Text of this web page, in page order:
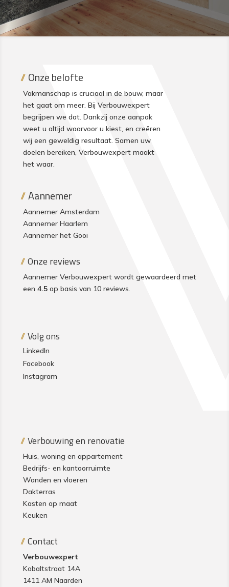
Onze belofte
Vakmanschap is cruciaal in de bouw, maar
het gaat om meer. Bij Verbouwexpert
begrijpen we dat. Dankzij onze aanpak
weet u altijd waarvoor u kiest, en creëren
wij een geweldig resultaat. Samen uw
doelen bereiken, Verbouwexpert maakt
het waar.
Aannemer
Aannemer Amsterdam
Aannemer Haarlem
Aannemer het Gooi
Onze reviews
Aannemer Verbouwexpert wordt gewaardeerd met
een 4.5op basis van 10 reviews.
Volg ons
LinkedIn
Facebook
Instagram
Verbouwing en renovatie
Huis, woning en appartement
Bedrijfs- en kantoorruimte
Wanden en vloeren
Dakterras
Kasten op maat
Keuken
Contact
Verbouwexpert
Kobaltstraat 14A
1411 AM Naarden